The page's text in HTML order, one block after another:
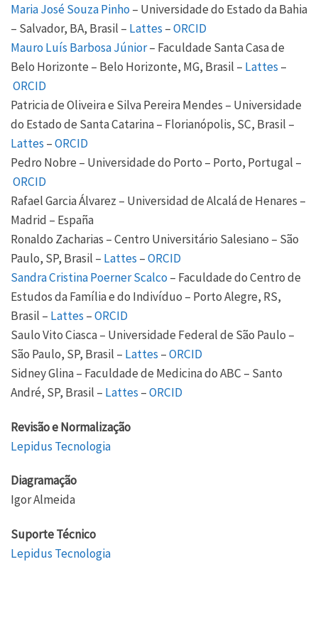
Maria José Souza Pinho– Universidade do Estado da Bahia
– Salvador, BA, Brasil – Lattes–ORCID
Mauro Luís Barbosa Júnior– Faculdade Santa Casa de
Belo Horizonte – Belo Horizonte, MG, Brasil – Lattes–
ORCID
Patricia de Oliveira e Silva Pereira Mendes – Universidade
do Estado de Santa Catarina – Florianópolis, SC, Brasil –
Lattes–ORCID
Pedro Nobre – Universidade do Porto – Porto, Portugal –
ORCID
Rafael Garcia Álvarez – Universidad de Alcalá de Henares –
Madrid – España
Ronaldo Zacharias – Centro Universitário Salesiano – São
Paulo, SP, Brasil – Lattes–ORCID
Sandra Cristina Poerner Scalco– Faculdade do Centro de
Estudos da Família e do Indivíduo – Porto Alegre, RS,
Brasil – Lattes–ORCID
Saulo Vito Ciasca – Universidade Federal de São Paulo –
São Paulo, SP, Brasil – Lattes–ORCID
Sidney Glina – Faculdade de Medicina do ABC – Santo
André, SP, Brasil – Lattes–ORCID
Revisão e Normalização
Lepidus Tecnologia
Diagramação
Igor Almeida
Suporte Técnico
Lepidus Tecnologia